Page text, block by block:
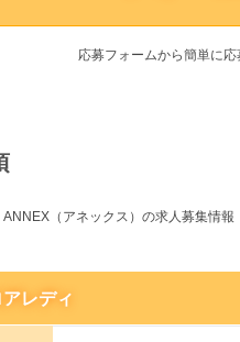
応募フォームから簡単に
ANNEX（アネックス）の求人募集情報
レディ